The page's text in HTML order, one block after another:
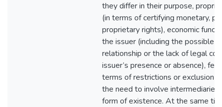
they differ in their purpose,
(in terms of certifying monetary,
proprietary rights), economic
the issuer (including the possible
relationship or the lack of legal
issuer’s presence or absence),
terms of restrictions or exclusion
the need to involve
form of existence. At the same